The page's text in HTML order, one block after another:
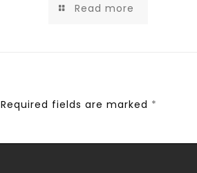
Read more
Required fields are marked *